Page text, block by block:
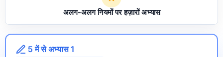
अलग-अलग नियमों पर हज़ारों अभ्यास
5 में से अभ्यास 1